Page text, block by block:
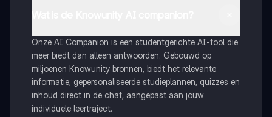
Onze AI Companion is een studentgerichte AI-tool die
meer biedt dan alleen antwoorden. Gebouwd op
miljoenen Knowunity bronnen, biedt het relevante
informatie, gepersonaliseerde studieplannen, quizzes en
inhoud direct in de chat, aangepast aan jouw
individuele leertraject.